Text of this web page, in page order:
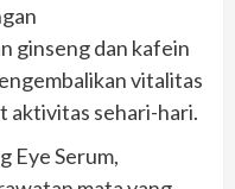
ginseng dan kafein
vitalitas
aktivitas sehari-hari.
Eye Serum,